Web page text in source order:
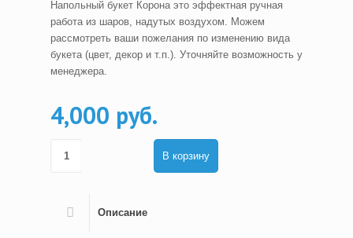
Напольный букет Корона это эффектная ручная
работа из шаров, надутых воздухом. Можем
рассмотреть ваши пожелания по изменению вида
букета (цвет, декор и т.п.). Уточняйте возможность у
менеджера.
4,000 руб.
В корзину
Описание